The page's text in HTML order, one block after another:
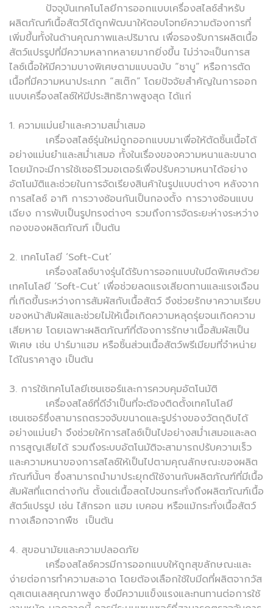
ปัจจุบันเทคโนโลยีการออกแบบเครื่องสไลซ์สำหรับ
ผลิตภัณฑ์เนื้อสัตว์ได้ถูกพัฒนาให้ตอบโจทย์ความต้องการที่
เพิ่มขึ้นทั้งในด้านคุณภาพและปริมาณ เพื่อรองรับการผลิตเนื้อ
สัตว์แปรรูปที่มีความหลากหลายมากยิ่งขึ้น ไม่ว่าจะเป็นการส
ไลซ์เนื้อให้มีความบางพิเศษตามแบบฉบับ “ชาบู” หรือการตัด
เนื้อที่มีความหนาประเภท “สเต๊ก” โดยปัจจัยสำคัญในการออก
แบบเครื่องสไลซ์ให้มีประสิทธิภาพสูงสุด ได้แก่
1. ความแม่นยำและความสม่ำเสมอ
เครื่องสไลซ์รุ่นใหม่ถูกออกแบบมาเพื่อให้ตัดชิ้นเนื้อได้
อย่างแม่นยำและสม่ำเสมอ ทั้งในเรื่องของความหนาและขนาด
โดยมักจะมีการใช้เซอร์โวมอเตอร์เพื่อปรับความหนาได้อย่าง
อัตโนมัติและช่วยในการจัดเรียงสินค้าในรูปแบบต่างๆ หลังจาก
การสไลซ์ อาทิ การวางซ้อนกันเป็นกองตั้ง การวางซ้อนแบบ
เฉียง การพับเป็นรูปทรงต่างๆ รวมถึงการจัดระยะห่างระหว่าง
กองของผลิตภัณฑ์ เป็นต้น
2. เทคโนโลยี ‘Soft-Cut’
เครื่องสไลซ์บางรุ่นได้รับการออกแบบใบมีดพิเศษด้วย
เทคโนโลยี ‘Soft-Cut’ เพื่อช่วยลดแรงเสียดทานและแรงเฉือน
ที่เกิดขึ้นระหว่างการสัมผัสกับเนื้อสัตว์ จึงช่วยรักษาความเรียบ
ของหน้าสัมผัสและช่วยไม่ให้เนื้อเกิดความหลุดรุ่ยจนเกิดความ
เสียหาย โดยเฉพาะผลิตภัณฑ์ที่ต้องการรักษาเนื้อสัมผัสเป็น
พิเศษ เช่น ปาร์มาแฮม หรือชิ้นส่วนเนื้อสัตว์พรีเมียมที่จำหน่าย
ได้ในราคาสูง เป็นต้น
3. การใช้เทคโนโลยีเซนเซอร์และการควบคุมอัตโนมัติ
เครื่องสไลซ์ที่ดีจำเป็นที่จะต้องติดตั้งเทคโนโลยี
เซนเซอร์ซึ่งสามารถตรวจจับขนาดและรูปร่างของวัตถุดิบได้
อย่างแม่นยำ จึงช่วยให้การสไลซ์เป็นไปอย่างสม่ำเสมอและลด
การสูญเสียได้ รวมถึงระบบอัตโนมัติจะสามารถปรับความเร็ว
และความหนาของการสไลซ์ให้เป็นไปตามคุณลักษณะของผลิต
ภัณฑ์นั้นๆ ซึ่งสามารถนำมาประยุกต์ใช้งานกับผลิตภัณฑ์ที่มีเนื้อ
สัมผัสที่แตกต่างกัน ตั้งแต่เนื้อสดไปจนกระทั่งถึงผลิตภัณฑ์เนื้อ
สัตว์แปรรูป เช่น ไส้กรอก แฮม เบคอน หรือแม้กระทั่งเนื้อสัตว์
ทางเลือกจากพืช เป็นต้น
4. สุขอนามัยและความปลอดภัย
เครื่องสไลซ์ควรมีการออกแบบให้ถูกสุขลักษณะและ
ง่ายต่อการทำความสะอาด โดยต้องเลือกใช้ใบมีดที่ผลิตจากวัส
ดุสเตนเลสคุณภาพสูง ซึ่งมีความแข็งแรงและทนทานต่อการใช้